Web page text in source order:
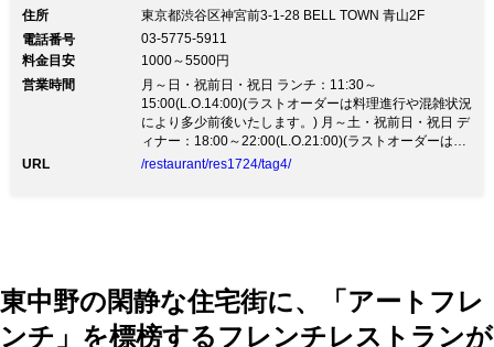
長も務める巨匠・落合務シェフからただ一人暖簾分けを
氏が神宮前にオープンした「Sento Bene」 一品ごとグ
リルで焼き上げる手延べの『ラザーニャ』は雑誌・TV
で取り上げられ大人気！伊産の小麦やそば粉をめん棒で
仕上げるもっちり『手打ちパスタ』の数々、生クリーム
を使わず卵をたっぷり使った名物『カルボナーラ』、野
菜は有機野菜が中心。
住所
東京都渋谷区神宮前3-1-28 BELL TOWN 青山2F
電話番号
03-5775-5911
料金目安
1000～5500円
営業時間
月～日・祝前日・祝日 ランチ：11:30～
15:00(L.O.14:00)(ラストオーダーは料理進行や混雑状況
により多少前後いたします。) 月～土・祝前日・祝日 デ
ィナー：18:00～22:00(L.O.21:00)(ラストオーダーは料
理進行や混雑状況により多少前後いたします。)
URL /restaurant/res1724/tag4/
東中野の閑静な住宅街に、「アートフレ
ンチ」を標榜するフレンチレストランが